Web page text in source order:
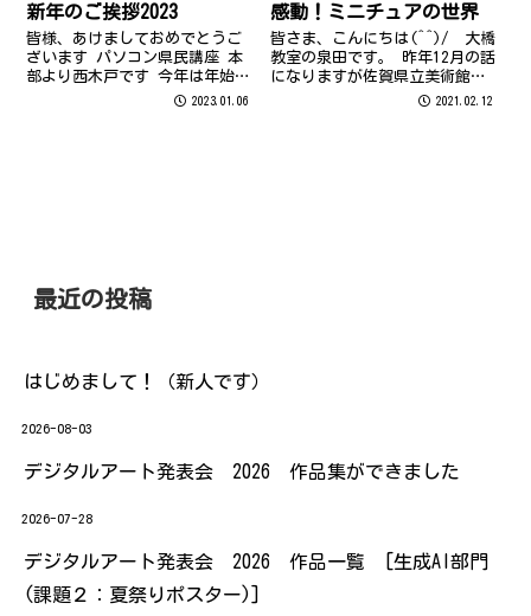
新年のご挨拶2023
皆様、あけましておめでとうご
ざいます パソコン県民講座 本
部より西木戸です 今年は年始か
ら暖かくて過ごしやすいお正月
2023.01.06
感動！ミニチュアの世界
皆さま、こんにちは(^^)/ 大橋
教室の泉田です。 昨年12月の話
になりますが佐賀県立美術館で
開催されていた 「MINIATURE
2021.02.12
最近の投稿
はじめまして！（新人です）
2026-08-03
デジタルアート発表会 2026 作品集ができました
2026-07-28
デジタルアート発表会 2026 作品一覧 [生成AI部門
(課題２：夏祭りポスター)]